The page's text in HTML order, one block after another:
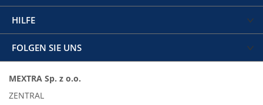
HILFE
FOLGEN SIE UNS
MEXTRA Sp. z o.o.
ZENTRAL